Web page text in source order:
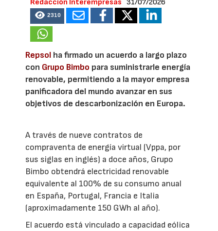
Redacción Interempresas 31/07/2026
2310
Repsol ha firmado un acuerdo a largo plazo
con Grupo Bimbo para suministrarle energía
renovable, permitiendo a la mayor empresa
panificadora del mundo avanzar en sus
objetivos de descarbonización en Europa.
A través de nueve contratos de
compraventa de energía virtual (Vppa, por
sus siglas en inglés) a doce años, Grupo
Bimbo obtendrá electricidad renovable
equivalente al 100% de su consumo anual
en España, Portugal, Francia e Italia
(aproximadamente 150 GWh al año).
El acuerdo está vinculado a capacidad eólica